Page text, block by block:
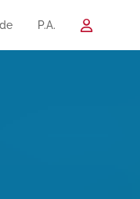
P.A.